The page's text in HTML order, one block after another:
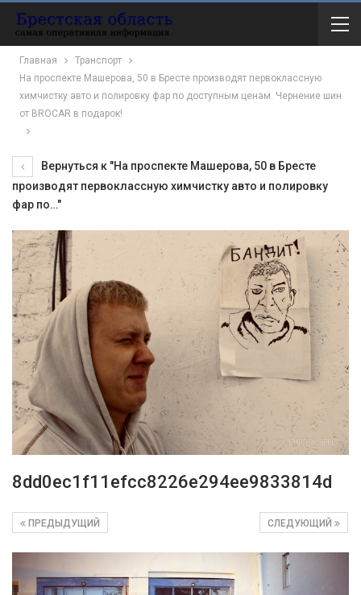
Главная
Транспорт
На проспекте Машерова, 50 в Бресте производят первоклассную
химчистку авто и полировку фар по доступным ценам. Чернение шин
от BROCAR в подарок!
Вернуться к "На проспекте Машерова, 50 в Бресте
производят первоклассную химчистку авто и полировку
фар по…"
8dd0ec1f11efcc8226e294ee9833814d
СЛЕДУЮЩИЙ
ПРЕДЫДУЩИЙ